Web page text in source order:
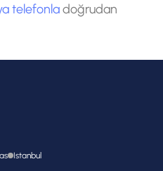
telefonladoğrudan
Istanbul